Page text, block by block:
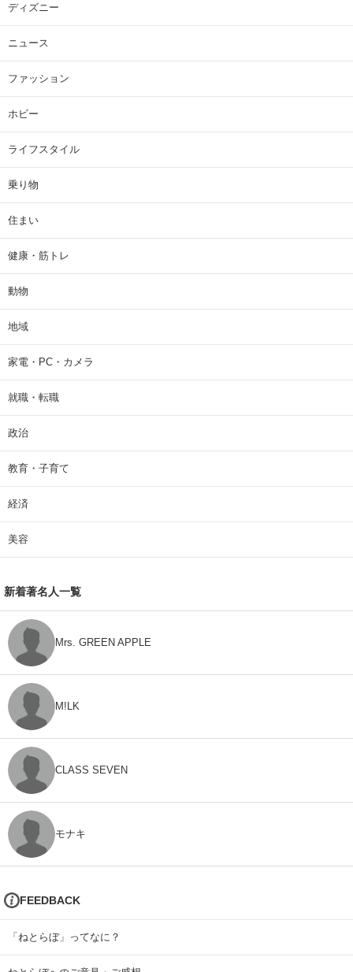
ディズニー
ニュース
ファッション
ホビー
ライフスタイル
乗り物
住まい
健康・筋トレ
動物
地域
家電・PC・カメラ
就職・転職
政治
教育・子育て
経済
美容
新着著名人一覧
Mrs. GREEN APPLE
M!LK
CLASS SEVEN
モナキ
FEEDBACK
「ねとらぼ」ってなに？